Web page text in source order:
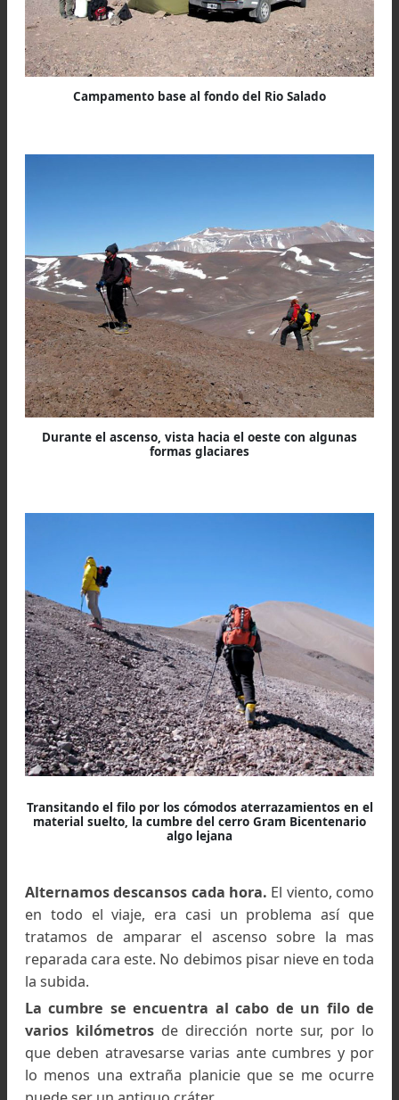
montaña con nuevas huellas. Esas
veces permanecen por décadas.
Accediendo a la zona desde La Rioja. A la izquierda
Gram Bicentenario, a la derecha las cumbres del
Se observa el buen estado de la huella minera que,
algunos cortes, así se mantiene hasta los altos
del fondo del Valle del Rio Salado
Ascenso
desde un campamento base
las camionetas (a unos 4500 mts.). Nos llevó un
arribar a las primeras estribaciones de la
en la base del filo norte, espolón que
recorrer hacia el sur. La subida
extremadamente cómoda, aprovechando
disposición aterrazada en bandas del
suelto.(6)
Campamento base al fondo del Rio Salado